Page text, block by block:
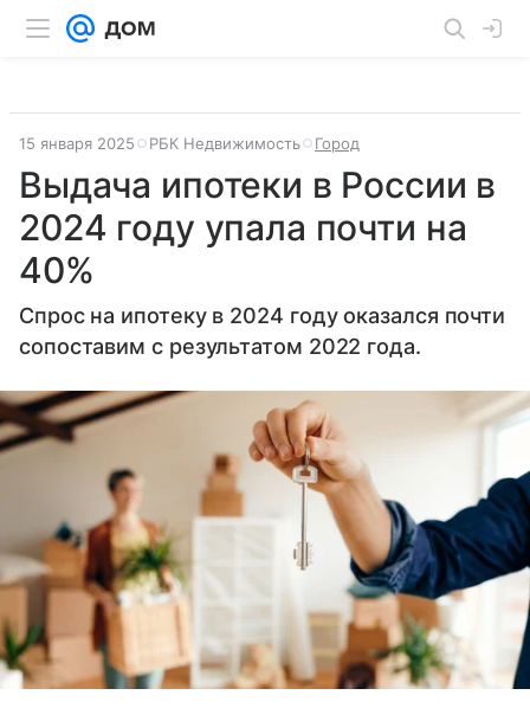
15 января 2025 РБК Недвижимость Город
Выдача ипотеки в России в
2024 году упала почти на
40%
Спрос на ипотеку в 2024 году оказался почти
сопоставим с результатом 2022 года.